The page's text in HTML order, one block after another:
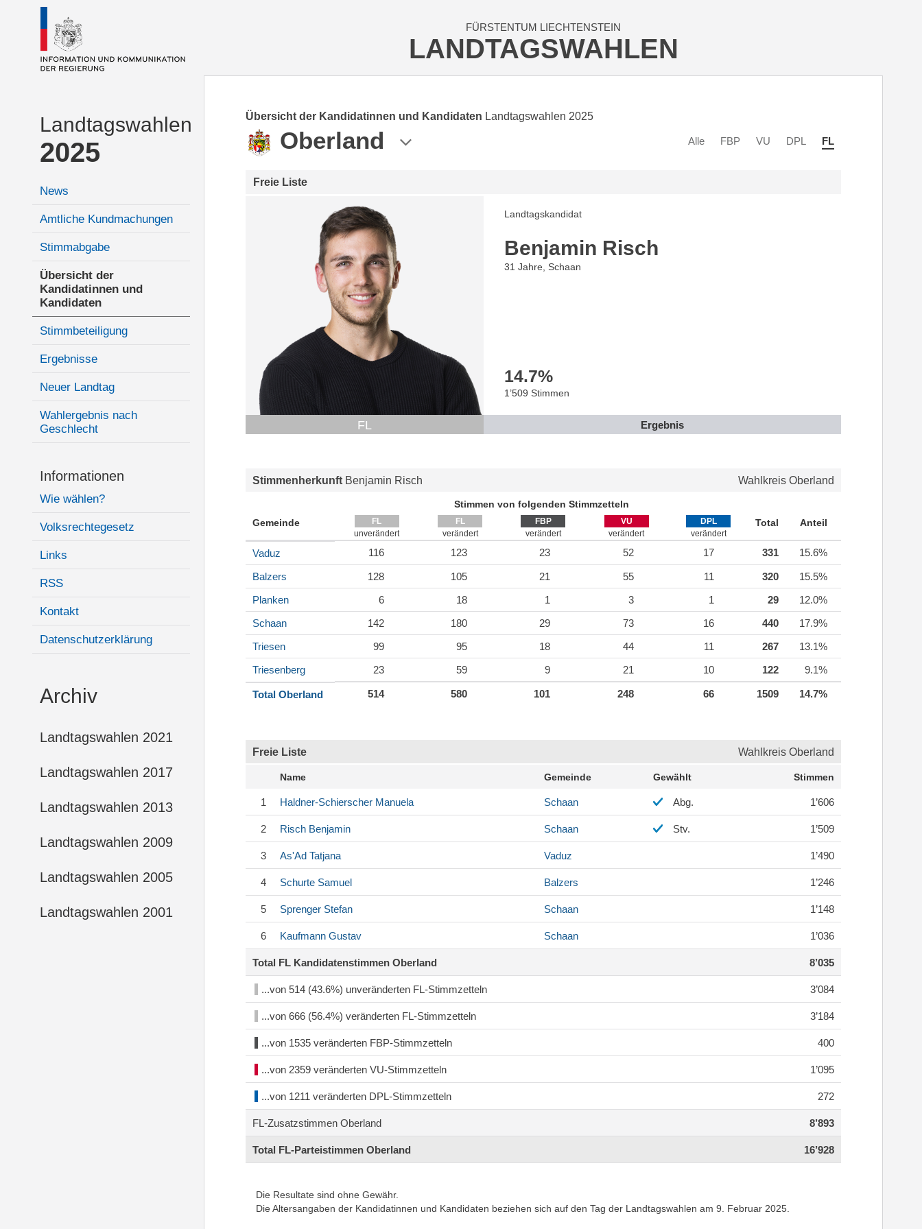
Landtagswahlen
2025
News
Amtliche Kundmachungen
Stimmabgabe
Übersicht der
Kandidatinnen und
Kandidaten
Stimmbeteiligung
Ergebnisse
Neuer Landtag
Wahlergebnis nach
Geschlecht
Informationen
Wie wählen?
Volksrechtegesetz
Links
RSS
Kontakt
Datenschutzerklärung
Archiv
Landtagswahlen 2021
Landtagswahlen 2017
Landtagswahlen 2013
Landtagswahlen 2009
Landtagswahlen 2005
Landtagswahlen 2001
FÜRSTENTUM LIECHTENSTEIN
LANDTAGSWAHLEN
Übersicht der Kandidatinnen und Kandidaten Landtagswahlen 2025
Oberland Alle FBP VU DPL FL
Freie Liste
FL
Landtagskandidat
Benjamin Risch
31 Jahre, Schaan
14.7%
1’509 Stimmen
Ergebnis
Stimmenherkunft Benjamin Risch Wahlkreis Oberland
Stimmen von folgenden Stimmzetteln
Gemeinde
FL
unverändert
FL
verändert
FBP
verändert
VU
verändert
DPL
verändert
Total Anteil
Vaduz 116 123 23 52 17 331 15.6%
Balzers 128 105 21 55 11 320
15.5%
Planken
6 18 1 3 1 29
12.0%
Schaan
142 180 29 73 16 440
17.9%
Triesen
99 95 18 44 11 267
13.1%
Triesenberg
23 59 9 21 10 122 9.1%
Total Oberland 514 580 101 248 66 1509 14.7%
Freie Liste Wahlkreis Oberland
Name Gemeinde Gewählt Stimmen
1 Haldner-Schierscher Manuela Schaan Abg. 1’606
2 Risch Benjamin Schaan Stv. 1’509
3 As'Ad Tatjana Vaduz 1’490
4 Schurte Samuel Balzers 1’246
5 Sprenger Stefan Schaan 1’148
6 Kaufmann Gustav Schaan 1’036
Total FL Kandidatenstimmen Oberland 8’035
...von 514 (43.6%) unveränderten FL-Stimmzetteln 3’084
...von 666 (56.4%) veränderten FL-Stimmzetteln 3’184
...von 1535 veränderten FBP-Stimmzetteln 400
...von 2359 veränderten VU-Stimmzetteln 1’095
...von 1211 veränderten DPL-Stimmzetteln 272
FL-Zusatzstimmen Oberland 8’893
Total FL-Parteistimmen Oberland 16’928
Die Resultate sind ohne Gewähr.
Die Altersangaben der Kandidatinnen und Kandidaten beziehen sich auf den Tag der Landtagswahlen am 9. Februar 2025.